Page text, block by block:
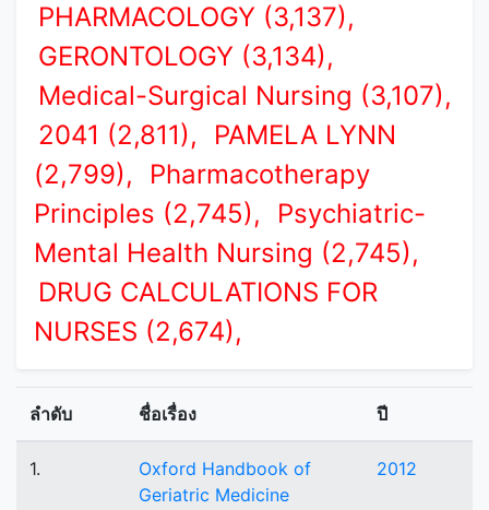
PHARMACOLOGY (3,137),
GERONTOLOGY (3,134),
Medical-Surgical Nursing (3,107),
2041 (2,811),
PAMELA LYNN
(2,799),
Pharmacotherapy
Principles (2,745),
Psychiatric-
Mental Health Nursing (2,745),
DRUG CALCULATIONS FOR
NURSES (2,674),
ลำดับ ชื่อเรื่อง ปี
1.
Oxford Handbook of
Geriatric Medicine
2012